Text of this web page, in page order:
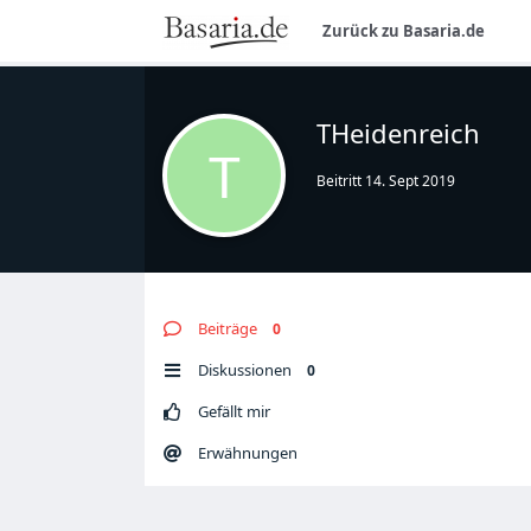
Zurück zu Basaria.de
T
THeidenreich
Beitritt 14. Sept 2019
Beiträge 0
Diskussionen 0
Gefällt mir
Erwähnungen